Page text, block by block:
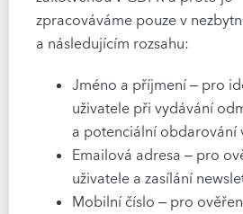
zpracováváme pouze v
a následujícím rozsahu:
Jméno a příjmení – pro
uživatele při vydávání
a potenciální obdarování
Emailová adresa – pro
uživatele a zasílání
Mobilní číslo – pro